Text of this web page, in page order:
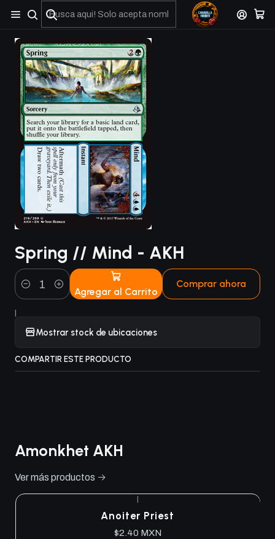
No olviden reportar sus depositos y transferencias por Whatsapp
Spring // Mind - AKH
Cantidad Agregar al Carrito
Comprar ahora
|
Mostrar stock de ubicaciones
COMPARTIR ESTE PRODUCTO
Amonkhet AKH
Ver más productos
Anoiter Priest
$2.40 MXN